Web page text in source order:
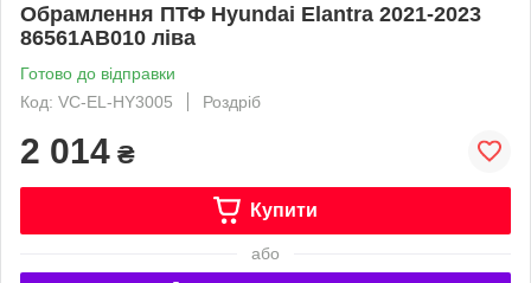
Обрамлення ПТФ Hyundai Elantra 2021-2023
86561AB010 ліва
Готово до відправки
Код: VC-EL-HY3005
Роздріб
2 014 ₴
Купити
або